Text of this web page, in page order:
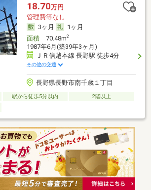
18.70万円
管理費等なし
3ヶ月
1ヶ月
面積70.48m2
1987年6月(築39年3ヶ月)
ＪＲ信越本線 長野駅 徒歩4分
その他の交通
長野県長野市南千歳１丁目
駅から徒歩5分以内
2階以上